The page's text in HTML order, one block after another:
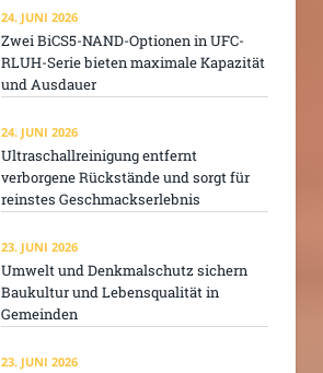
24. JUNI 2026
Zwei BiCS5-NAND-Optionen in UFC-
RLUH-Serie bieten maximale Kapazität
und Ausdauer
24. JUNI 2026
Ultraschallreinigung entfernt
verborgene Rückstände und sorgt für
reinstes Geschmackserlebnis
23. JUNI 2026
Umwelt und Denkmalschutz sichern
Baukultur und Lebensqualität in
Gemeinden
23. JUNI 2026